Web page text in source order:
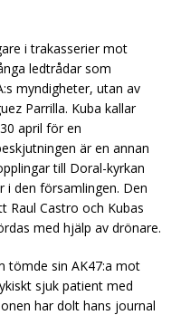
i trakasserier mot
ledtrådar som
myndigheter, utan av
Parrilla. Kuba kallar
april för en
är en annan
till Doral-kyrkan
i den församlingen. Den
Raul Castro och Kubas
med hjälp av drönare.
tömde sin AK47:a mot
sjuk patient med
har dolt hans journal